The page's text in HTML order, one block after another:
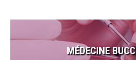
MÉDECINE